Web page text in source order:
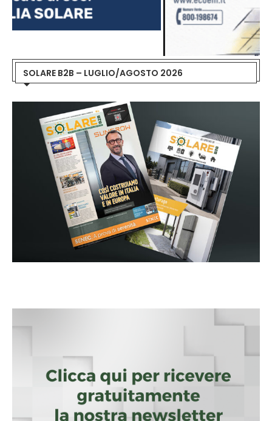
SOLARE B2B – LUGLIO/AGOSTO 2026